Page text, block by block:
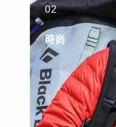
02
時尚